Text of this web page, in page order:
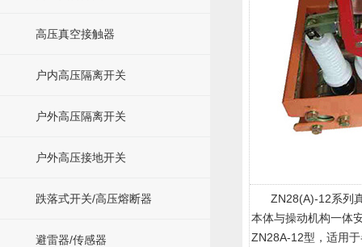
高压真空接触器
户内高压隔离开关
户外高压隔离开关
户外高压接地开关
跌落式开关/高压熔断器
避雷器/传感器
ZN28(A)-12系列真
本体与操动机构一体
ZN28A-12型，适用